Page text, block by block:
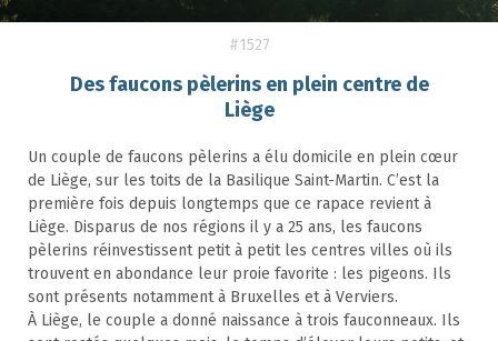
#1527
Des faucons pèlerins en plein centre de
Liège
Un couple de faucons pèlerins a élu domicile en plein cœur
de Liège, sur les toits de la Basilique Saint-Martin. C’est la
première fois depuis longtemps que ce rapace revient à
Liège. Disparus de nos régions il y a 25 ans, les faucons
pèlerins réinvestissent petit à petit les centres villes où ils
trouvent en abondance leur proie favorite : les pigeons. Ils
sont présents notamment à Bruxelles et à Verviers.
À Liège, le couple a donné naissance à trois fauconneaux. Ils